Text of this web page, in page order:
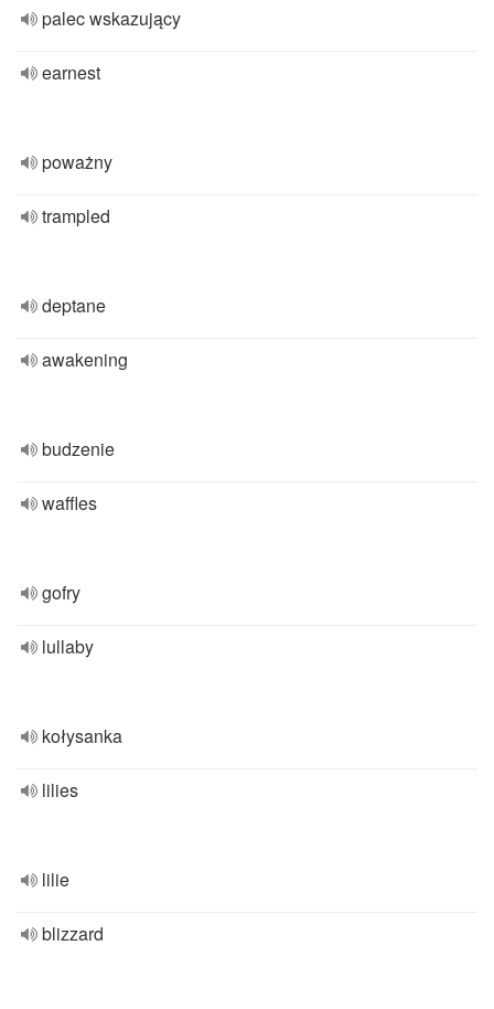
palec wskazujący
earnest
poważny
trampled
deptane
awakening
budzenie
waffles
gofry
lullaby
kołysanka
lilies
lilie
blizzard